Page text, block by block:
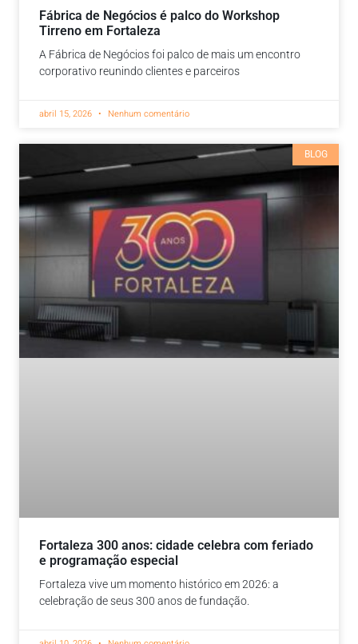
Fábrica de Negócios é palco do Workshop
Tirreno em Fortaleza
A Fábrica de Negócios foi palco de mais um encontro
corporativo reunindo clientes e parceiros
abril 15, 2026 Nenhum comentário
BLOG
Fortaleza 300 anos: cidade celebra com feriado
e programação especial
Fortaleza vive um momento histórico em 2026: a
celebração de seus 300 anos de fundação.